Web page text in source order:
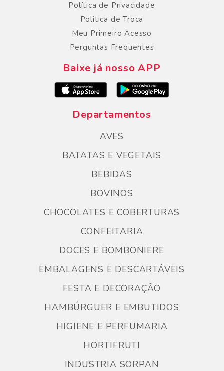
Política de Privacidade
Politica de Troca
Meu Primeiro Acesso
Perguntas Frequentes
Baixe já nosso APP
Departamentos
AVES
BATATAS E VEGETAIS
BEBIDAS
BOVINOS
CHOCOLATES E COBERTURAS
CONFEITARIA
DOCES E BOMBONIERE
EMBALAGENS E DESCARTÁVEIS
FESTA E DECORAÇÃO
HAMBÚRGUER E EMBUTIDOS
HIGIENE E PERFUMARIA
HORTIFRUTI
INDUSTRIA SORPAN